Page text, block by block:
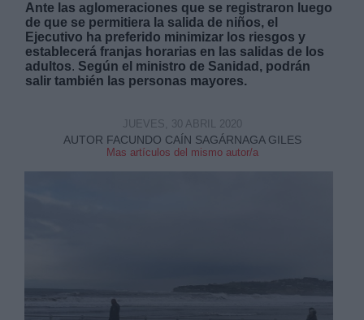
Ante las aglomeraciones que se registraron luego
de que se permitiera la salida de niños, el
Ejecutivo ha preferido minimizar los riesgos y
establecerá franjas horarias en las salidas de los
adultos. Según el ministro de Sanidad, podrán
salir también las personas mayores.
AUTOR FACUNDO CAÍN SAGÁRNAGA GILES
Mas artículos del mismo autor/a
JUEVES, 30 ABRIL 2020
Destinatarios: